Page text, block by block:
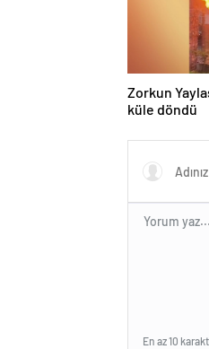
Zorkun
küle döndü
En az 10